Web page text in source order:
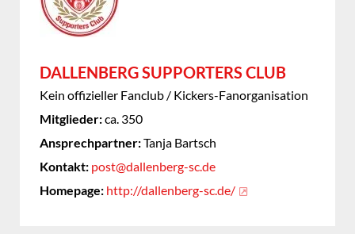
DALLENBERG SUPPORTERS CLUB
Kein offizieller Fanclub / Kickers-Fanorganisation
Mitglieder:ca. 350
Ansprechpartner:Tanja Bartsch
Kontakt: post@dallenberg-sc.de
Homepage: http://dallenberg-sc.de/